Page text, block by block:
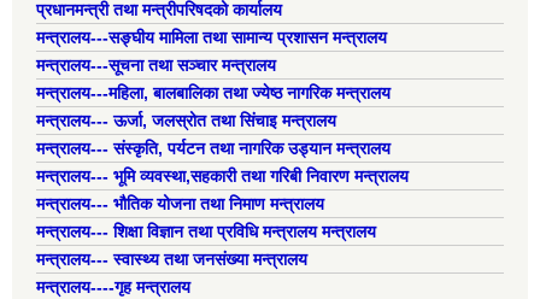
प्रधानमन्त्री तथा मन्त्रीपरिषदको कार्यालय
मन्त्रालय---सङ्घीय मामिला तथा सामान्य प्रशासन मन्त्रालय
मन्त्रालय---सूचना तथा सञ्चार मन्त्रालय
मन्त्रालय---महिला, बालबालिका तथा ज्येष्ठ नागरिक मन्त्रालय
मन्त्रालय--- ऊर्जा, जलस्रोत तथा सिंचाइ मन्त्रालय
मन्त्रालय--- संस्कृति, पर्यटन तथा नागरिक उड्यान मन्त्रालय
मन्त्रालय--- भूमि व्यवस्था,सहकारी तथा गरिबी निवारण मन्त्रालय
मन्त्रालय--- भौतिक योजना तथा निमाण मन्त्रालय
मन्त्रालय--- शिक्षा विज्ञान तथा प्रविधि मन्त्रालय मन्त्रालय
मन्त्रालय--- स्वास्थ्य तथा जनसंख्या मन्त्रालय
मन्त्रालय----गृह मन्त्रालय